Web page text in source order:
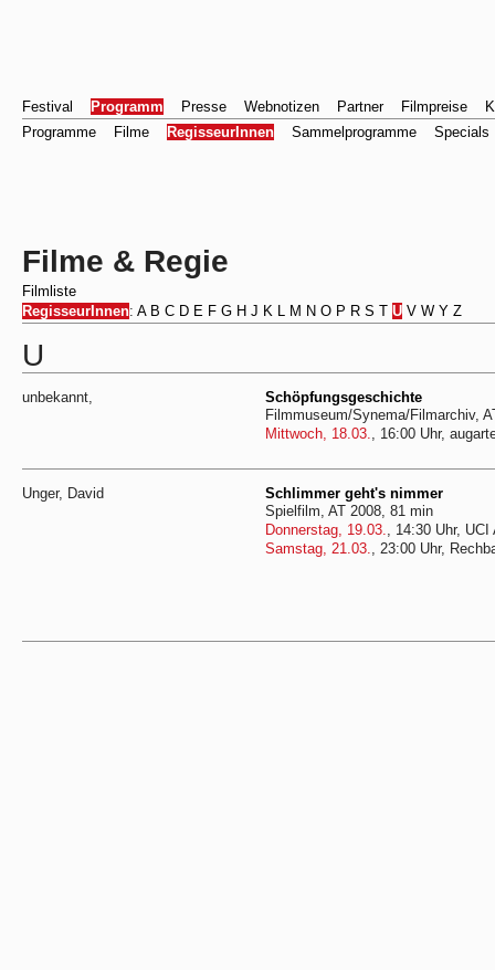
Festival Programm Presse Webnotizen Partner Filmpreise
Programme
Filme RegisseurInnen Sammelprogramme Specials
Filme & Regie
Filmliste
RegisseurInnen: A B C D E F G H J K L M N O P R S T U V W Y Z
U
unbekannt,
Schöpfungsgeschichte
Filmmuseum/Synema/Filmarchiv,
Mittwoch, 18.03., 16:00 Uhr,
Unger, David
Schlimmer geht's nimmer
Spielfilm, AT 2008, 81 min
Donnerstag, 19.03., 14:30 Uhr, UCI
Samstag, 21.03., 23:00 Uhr,